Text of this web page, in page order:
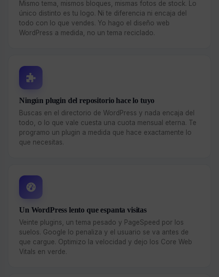
Mismo tema, mismos bloques, mismas fotos de stock. Lo
único distinto es tu logo. Ni te diferencia ni encaja del
todo con lo que vendes. Yo hago el diseño web
WordPress a medida, no un tema reciclado.
Ningún plugin del repositorio hace lo tuyo
Buscas en el directorio de WordPress y nada encaja del
todo, o lo que vale cuesta una cuota mensual eterna. Te
programo un plugin a medida que hace exactamente lo
que necesitas.
Un WordPress lento que espanta visitas
Veinte plugins, un tema pesado y PageSpeed por los
suelos. Google lo penaliza y el usuario se va antes de
que cargue. Optimizo la velocidad y dejo los Core Web
Vitals en verde.